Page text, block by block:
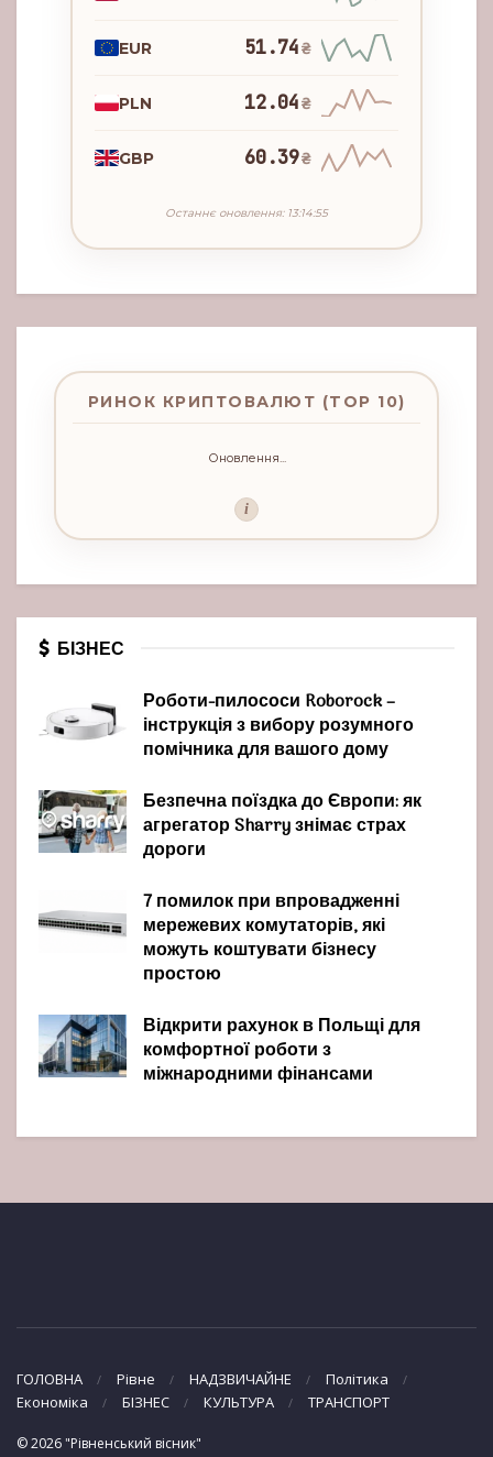
EUR 51.74₴
PLN 12.04₴
GBP 60.39₴
Останнє оновлення: 13:14:55
РИНОК КРИПТОВАЛЮТ (TOP 10)
Оновлення...
i
БІЗНЕС
Роботи-пилососи Roborock –
інструкція з вибору розумного
помічника для вашого дому
Безпечна поїздка до Європи: як
агрегатор Sharry знімає страх
дороги
7 помилок при впровадженні
мережевих комутаторів, які
можуть коштувати бізнесу
простою
Відкрити рахунок в Польщі для
комфортної роботи з
міжнародними фінансами
ГОЛОВНА Рівне НАДЗВИЧАЙНЕ
Політика
Економіка
БІЗНЕС КУЛЬТУРА ТРАНСПОРТ
© 2026 "Рівненський вісник"